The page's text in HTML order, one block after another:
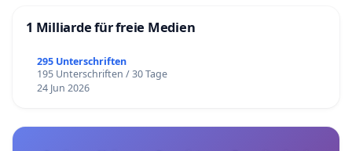
1 Milliarde für freie Medien
295 Unterschriften
195 Unterschriften / 30 Tage
24 Jun 2026